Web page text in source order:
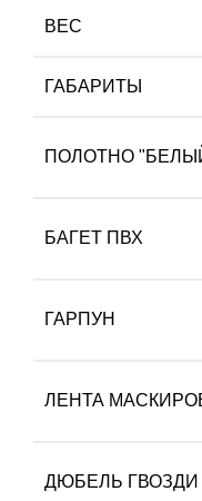
ВЕС
ГАБАРИТЫ
ПОЛОТНО
БАГЕТ ПВХ
ГАРПУН
ЛЕНТА
ДЮБЕЛЬ ГВОЗДИ